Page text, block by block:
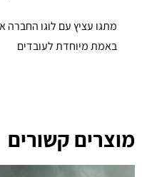
מתגו עציץ עם לוגו החברה
באמת מיוחדת לעובדים
מוצרים קשורים